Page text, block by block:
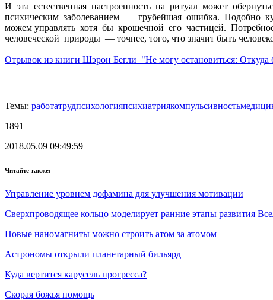
И эта естественная настроенность на ритуал может
психическим заболеванием — грубейшая ошибка. Подобно
можем управлять хотя бы крошечной его частицей.
человеческой природы — точнее, того, что значит быть
Отрывок из книги Шэрон Бегли "Не могу остановиться: Откуда
Темы: работатрудпсихологияпсихиатриякомпульсивность
1891
2018.05.09 09:49:59
Читайте также:
Управление уровнем дофамина для улучшения мотивации
Сверхпроводящее кольцо моделирует ранние этапы развития
Новые наномагниты можно строить атом за атомом
Астрономы открыли планетарный бильярд
Куда вертится карусель прогресса?
Скорая божья помощь